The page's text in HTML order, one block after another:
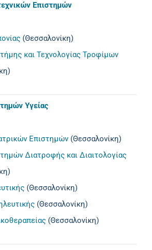
Επιστημών
(Θεσσαλονίκη)
και Τεχνολογίας Τροφίμων
Υγείας
Επιστημών (Θεσσαλονίκη)
Διατροφής και Διαιτολογίας
(Θεσσαλονίκη)
(Θεσσαλονίκη)
(Θεσσαλονίκη)